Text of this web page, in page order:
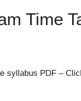
Time
syllabus PDF –